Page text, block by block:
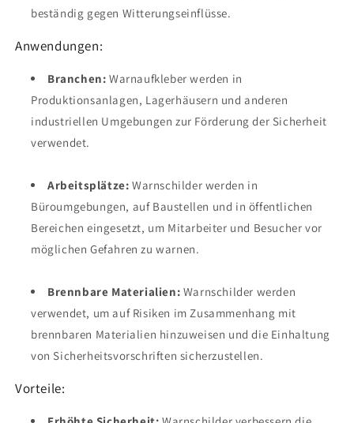
beständig gegen Witterungseinflüsse.
Anwendungen:
Branchen: Warnaufkleber werden in
Produktionsanlagen, Lagerhäusern und anderen
industriellen Umgebungen zur Förderung der Sicherheit
verwendet.
Arbeitsplätze: Warnschilder werden in
Büroumgebungen, auf Baustellen und in öffentlichen
Bereichen eingesetzt, um Mitarbeiter und Besucher vor
möglichen Gefahren zu warnen.
Brennbare Materialien: Warnschilder werden
verwendet, um auf Risiken im Zusammenhang mit
brennbaren Materialien hinzuweisen und die Einhaltung
von Sicherheitsvorschriften sicherzustellen.
Vorteile: